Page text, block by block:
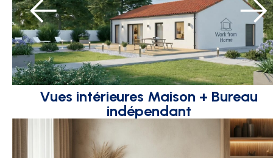
Vues intérieures Maison + Bureau
indépendant